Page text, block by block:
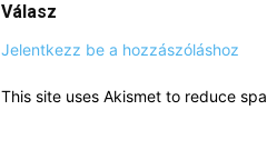
Válasz
Jelentkezz be a hozzászóláshoz
This site uses Akismet to reduce